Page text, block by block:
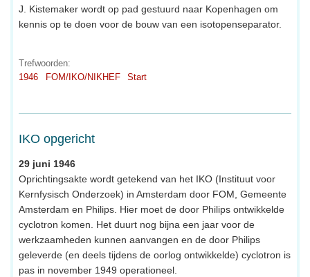
J. Kistemaker wordt op pad gestuurd naar Kopenhagen om
kennis op te doen voor de bouw van een isotopenseparator.
Trefwoorden:
1946
FOM/IKO/NIKHEF Start
IKO opgericht
29 juni 1946
Oprichtingsakte wordt getekend van het IKO (Instituut voor
Kernfysisch Onderzoek) in Amsterdam door FOM, Gemeente
Amsterdam en Philips. Hier moet de door Philips ontwikkelde
cyclotron komen. Het duurt nog bijna een jaar voor de
werkzaamheden kunnen aanvangen en de door Philips
geleverde (en deels tijdens de oorlog ontwikkelde) cyclotron is
pas in november 1949 operationeel.